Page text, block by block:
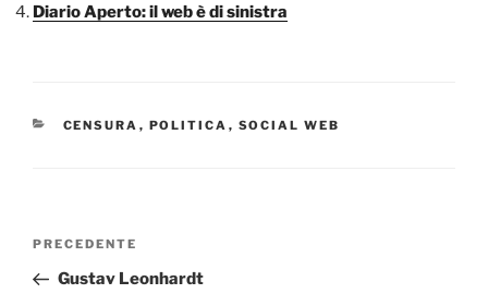
Diario Aperto: il web è di sinistra
CATEGORIE
CENSURA , POLITICA , SOCIAL WEB
Navigazione
Articolo
precedente:
PRECEDENTE
Gustav Leonhardt